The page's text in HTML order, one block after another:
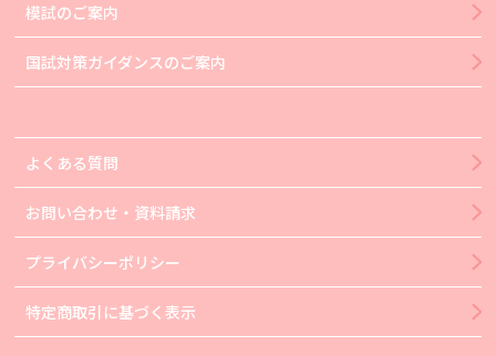
模試のご案内
国試対策ガイダンスのご案内
よくある質問
お問い合わせ・資料請求
プライバシーポリシー
特定商取引に基づく表示